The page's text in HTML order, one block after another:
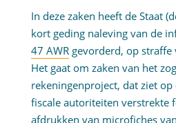
In deze zaken heeft de Staat
kort geding naleving van de
47 AWRgevorderd, op straffe
Het gaat om zaken van het
rekeningenproject, dat ziet op
fiscale autoriteiten verstrekte
afdrukken van microfiches